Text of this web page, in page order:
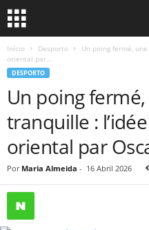
Início Desporto
Un poing fermé,
oriental par...
DESPORTO
Un poing
tranquille :
oriental par
Por Maria Almeida - 16 Abril 2026